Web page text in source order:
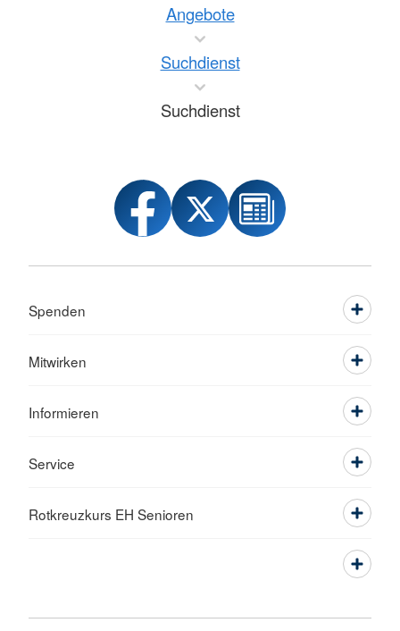
Angebote
Suchdienst
Suchdienst
Spenden
Mitwirken
Informieren
Service
Rotkreuzkurs EH Senioren